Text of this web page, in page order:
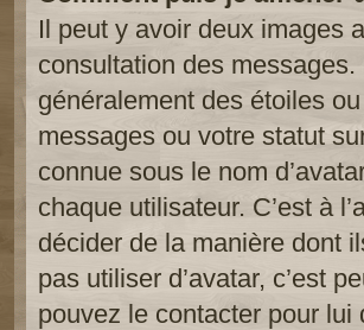
Il peut y avoir deux images
consultation des
généralement des étoiles
messages ou votre statut
connue sous le nom
chaque utilisateur. C’est à
décider de la manière dont
pas utiliser d’avatar, c’est
pouvez le contacter pour lui